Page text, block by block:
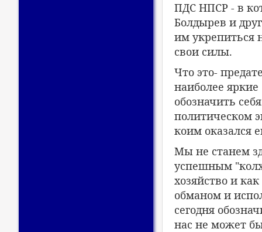
ПДС НПСР - в
Болдырев и
им укрепиться
свои силы.
Что это-
наиболее
обозначить
политическом
коим оказался
Мы не станем
успешным
хозяйство и
обманом и
сегодня
нас не может